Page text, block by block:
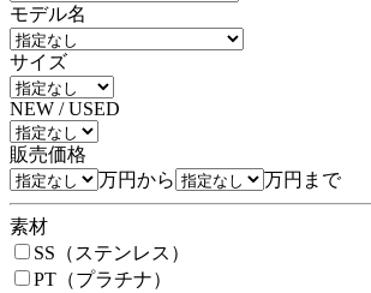
モデル名
サイズ
NEW / USED
販売価格
万円から
万円まで
素材
SS（ステンレス）
PT（プラチナ）